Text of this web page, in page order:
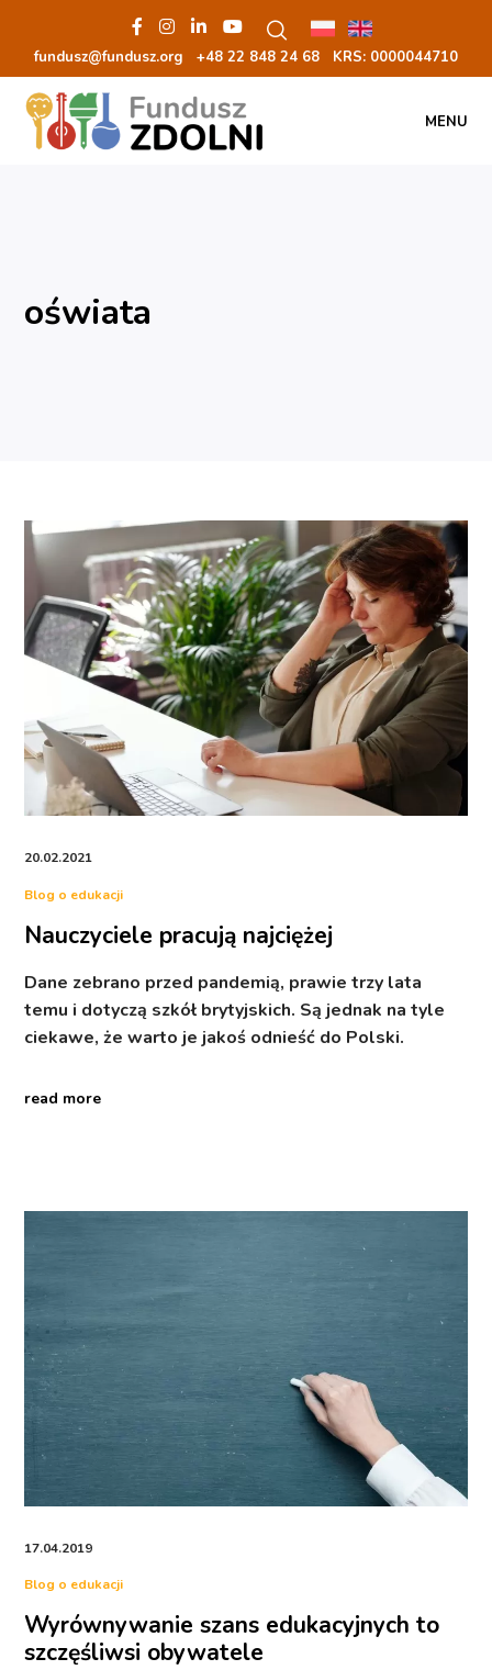
fundusz@fundusz.org +48 22 848 24 68 KRS: 0000044710
MENU
oświata
20.02.2021
Blog o edukacji
Nauczyciele pracują najciężej
Dane zebrano przed pandemią, prawie trzy lata
temu i dotyczą szkół brytyjskich. Są jednak na tyle
ciekawe, że warto je jakoś odnieść do Polski.
read more
17.04.2019
Blog o edukacji
Wyrównywanie szans edukacyjnych to
szczęśliwsi obywatele